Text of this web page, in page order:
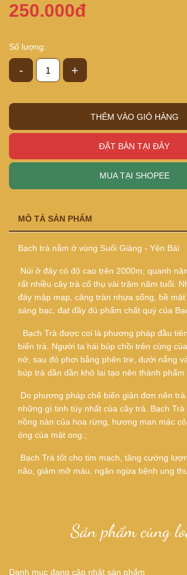
250.000đ
Số lượng:
- +
THÊM VÀO GIỎ HÀNG
ĐẶT BÀN TẠI ĐÂY
MUA TẠI SHOPEE
MÔ TẢ SẢN PHẨM
Bạch trà nằm ở vùng Suối Giàng - Yên Bái
Núi ở đây có độ cao trên 2000m, quanh
rất nhiều cây trà cổ thụ vài trăm năm tuổi.
đây mập mạp, căng tràn nhựa sống, bề
sáng bạc, đạt đầy đủ phẩm chất quý của
Bạch Trà được coi là phương pháp đầu
biến trà. Người ta hái búp chồi trên cùng
nở, sau đó phơi bằng phên tre, dưới nắng
búp trà dần dần khô lại tạo nên thành phẩm
Do phương pháp chế biến giản đơn nên
những gì tinh túy nhất của cây trà. Bạch
nồng nàn của hoa rừng, hương man mác
óng của mật ong.;
Bạch Trà tốt cho tim mạch, tăng cường
não, giảm mỡ máu, ngăn ngừa bệnh ung
Sản phẩm cùng
Danh mục đang cập nhật sản phẩm